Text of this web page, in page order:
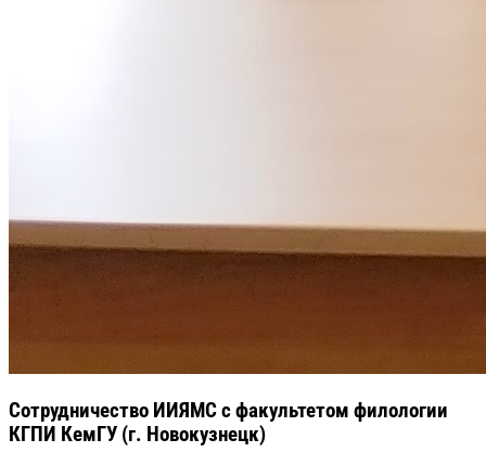
Сотрудничество ИИЯМС с факультетом филологии
КГПИ КемГУ (г. Новокузнецк)